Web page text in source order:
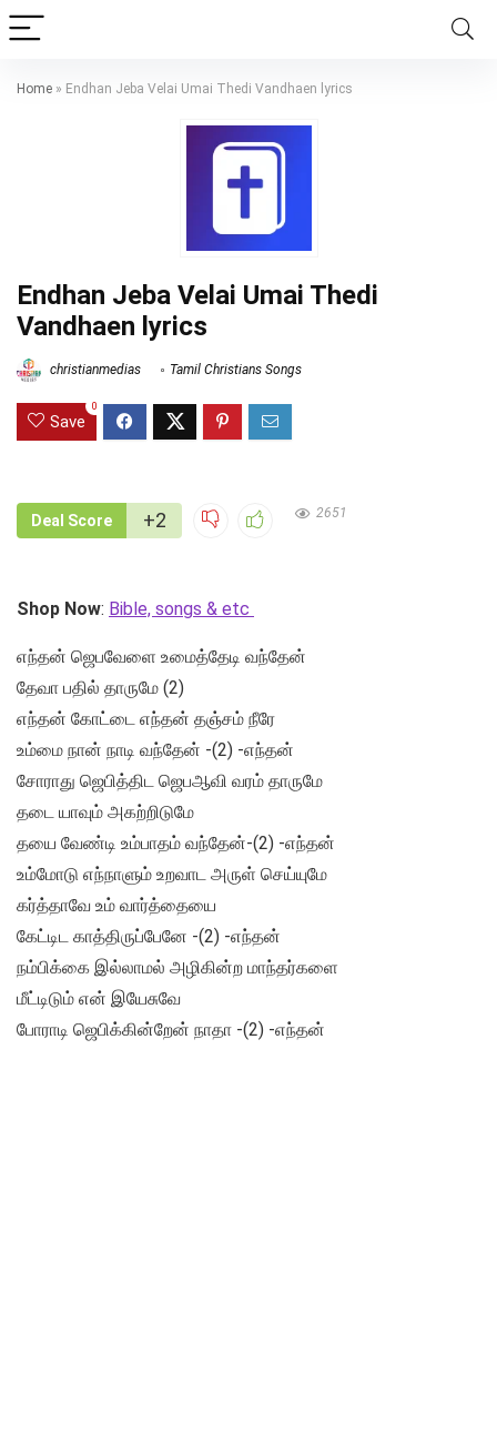
Home » Endhan Jeba Velai Umai Thedi Vandhaen lyrics
Endhan Jeba Velai Umai Thedi
Vandhaen lyrics
christianmedias Tamil Christians Songs
Save
0
Deal Score +2 2651
Shop Now: Bible, songs & etc
எந்தன் ஜெபவேளை உமைத்தேடி வந்தேன்
தேவா பதில் தாருமே (2)
எந்தன் கோட்டை எந்தன் தஞ்சம் நீரே
உம்மை நான் நாடி வந்தேன் -(2) -எந்தன்
சோராது ஜெபித்திட ஜெபஆவி வரம் தாருமே
தடை யாவும் அகற்றிடுமே
தயை வேண்டி உம்பாதம் வந்தேன்-(2) -எந்தன்
உம்மோடு எந்நாளும் உறவாட அருள் செய்யுமே
கர்த்தாவே உம் வார்த்தையை
கேட்டிட காத்திருப்பேனே -(2) -எந்தன்
நம்பிக்கை இல்லாமல் அழிகின்ற மாந்தர்களை
மீட்டிடும் என் இயேசுவே
போராடி ஜெபிக்கின்றேன் நாதா -(2) -எந்தன்